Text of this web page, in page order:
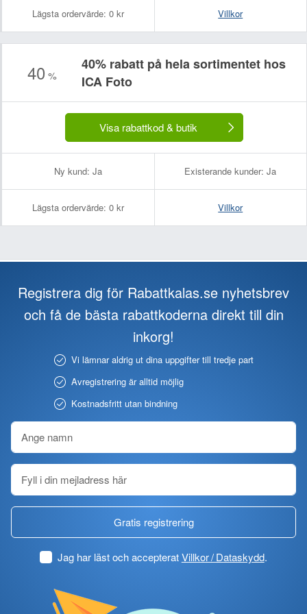
Lägsta ordervärde: 0 kr Villkor
40 %
40% rabatt på hela sortimentet hos
ICA Foto
Visa rabattkod & butik
Ny kund: Ja Existerande kunder: Ja
Lägsta ordervärde: 0 kr Villkor
Registrera dig för Rabattkalas.se nyhetsbrev
och få de bästa rabattkoderna direkt till din
inkorg!
Vi lämnar aldrig ut dina uppgifter till tredje part
Avregistrering är alltid möjlig
Kostnadsfritt utan bindning
Gratis registrering
Jag har läst och accepteratVillkor / Dataskydd.